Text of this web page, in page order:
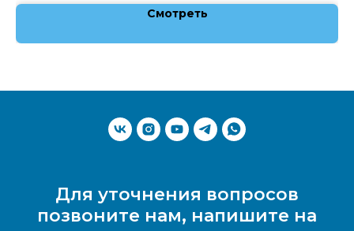
Смотреть
Для уточнения вопросов
позвоните нам, напишите на